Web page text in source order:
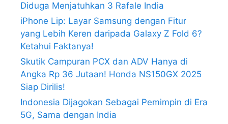
Diduga Menjatuhkan 3 Rafale India
iPhone Lip: Layar Samsung dengan Fitur
yang Lebih Keren daripada Galaxy Z Fold 6?
Ketahui Faktanya!
Skutik Campuran PCX dan ADV Hanya di
Angka Rp 36 Jutaan! Honda NS150GX 2025
Siap Dirilis!
Indonesia Dijagokan Sebagai Pemimpin di Era
5G, Sama dengan India